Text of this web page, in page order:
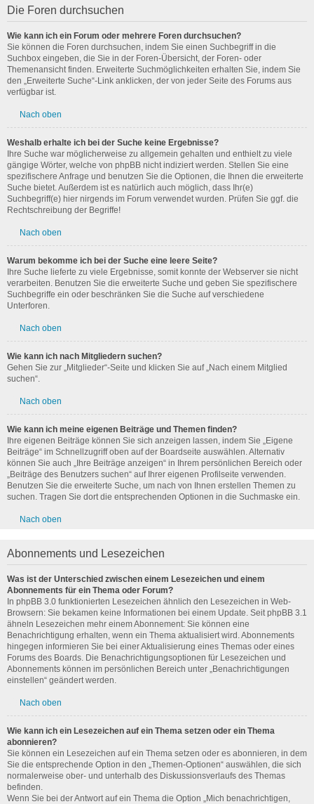
Die Foren durchsuchen
Wie kann ich ein Forum oder mehrere Foren durchsuchen?
Sie können die Foren durchsuchen, indem Sie einen Suchbegriff in die
Suchbox eingeben, die Sie in der Foren-Übersicht, der Foren- oder
Themenansicht finden. Erweiterte Suchmöglichkeiten erhalten Sie, indem Sie
den „Erweiterte Suche“-Link anklicken, der von jeder Seite des Forums aus
verfügbar ist.
Nach oben
Weshalb erhalte ich bei der Suche keine Ergebnisse?
Ihre Suche war möglicherweise zu allgemein gehalten und enthielt zu viele
gängige Wörter, welche von phpBB nicht indiziert werden. Stellen Sie eine
spezifischere Anfrage und benutzen Sie die Optionen, die Ihnen die erweiterte
Suche bietet. Außerdem ist es natürlich auch möglich, dass Ihr(e)
Suchbegriff(e) hier nirgends im Forum verwendet wurden. Prüfen Sie ggf. die
Rechtschreibung der Begriffe!
Nach oben
Warum bekomme ich bei der Suche eine leere Seite?
Ihre Suche lieferte zu viele Ergebnisse, somit konnte der Webserver sie nicht
verarbeiten. Benutzen Sie die erweiterte Suche und geben Sie spezifischere
Suchbegriffe ein oder beschränken Sie die Suche auf verschiedene
Unterforen.
Nach oben
Wie kann ich nach Mitgliedern suchen?
Gehen Sie zur „Mitglieder“-Seite und klicken Sie auf „Nach einem Mitglied
suchen“.
Nach oben
Wie kann ich meine eigenen Beiträge und Themen finden?
Ihre eigenen Beiträge können Sie sich anzeigen lassen, indem Sie „Eigene
Beiträge“ im Schnellzugriff oben auf der Boardseite auswählen. Alternativ
können Sie auch „Ihre Beiträge anzeigen“ in Ihrem persönlichen Bereich oder
„Beiträge des Benutzers suchen“ auf Ihrer eigenen Profilseite verwenden.
Benutzen Sie die erweiterte Suche, um nach von Ihnen erstellen Themen zu
suchen. Tragen Sie dort die entsprechenden Optionen in die Suchmaske ein.
Nach oben
Abonnements und Lesezeichen
Was ist der Unterschied zwischen einem Lesezeichen und einem
Abonnements für ein Thema oder Forum?
In phpBB 3.0 funktionierten Lesezeichen ähnlich den Lesezeichen in Web-
Browsern: Sie bekamen keine Informationen bei einem Update. Seit phpBB 3.1
ähneln Lesezeichen mehr einem Abonnement: Sie können eine
Benachrichtigung erhalten, wenn ein Thema aktualisiert wird. Abonnements
hingegen informieren Sie bei einer Aktualisierung eines Themas oder eines
Forums des Boards. Die Benachrichtigungsoptionen für Lesezeichen und
Abonnements können im persönlichen Bereich unter „Benachrichtigungen
einstellen“ geändert werden.
Nach oben
Wie kann ich ein Lesezeichen auf ein Thema setzen oder ein Thema
abonnieren?
Sie können ein Lesezeichen auf ein Thema setzen oder es abonnieren, in dem
Sie die entsprechende Option in den „Themen-Optionen“ auswählen, die sich
normalerweise ober- und unterhalb des Diskussionsverlaufs des Themas
befinden.
Wenn Sie bei der Antwort auf ein Thema die Option „Mich benachrichtigen,